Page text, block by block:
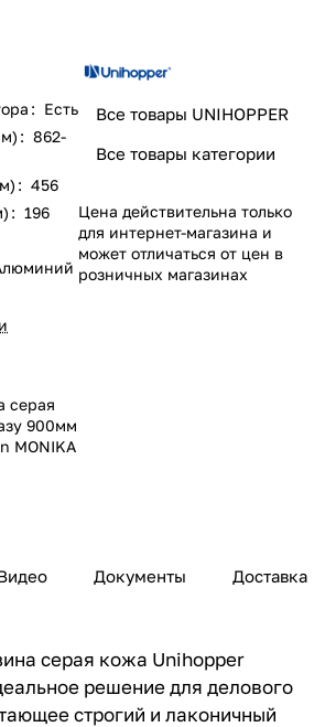
: Есть
: 862-
: 456
: 196
серая
900мм
MONIKA
Все товары UNIHOPPER
Все товары категории
Цена действительна только
для интернет-магазина и
может отличаться от цен в
розничных магазинах
Документы Доставка
серая кожа Unihopper
решение для делового
строгий и лаконичный